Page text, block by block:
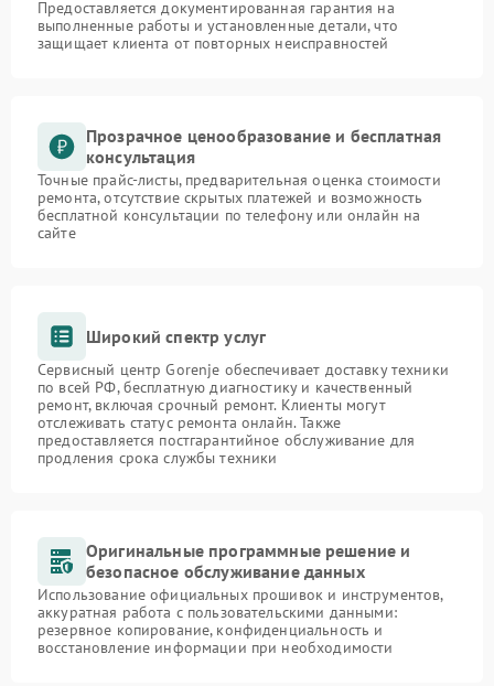
Предоставляется документированная гарантия на
выполненные работы и установленные детали, что
защищает клиента от повторных неисправностей
Прозрачное ценообразование и бесплатная
консультация
Точные прайс-листы, предварительная оценка стоимости
ремонта, отсутствие скрытых платежей и возможность
бесплатной консультации по телефону или онлайн на
сайте
Широкий спектр услуг
Сервисный центр Gorenje обеспечивает доставку техники
по всей РФ, бесплатную диагностику и качественный
ремонт, включая срочный ремонт. Клиенты могут
отслеживать статус ремонта онлайн. Также
предоставляется постгарантийное обслуживание для
продления срока службы техники
Оригинальные программные решение и
безопасное обслуживание данных
Использование официальных прошивок и инструментов,
аккуратная работа с пользовательскими данными:
резервное копирование, конфиденциальность и
восстановление информации при необходимости